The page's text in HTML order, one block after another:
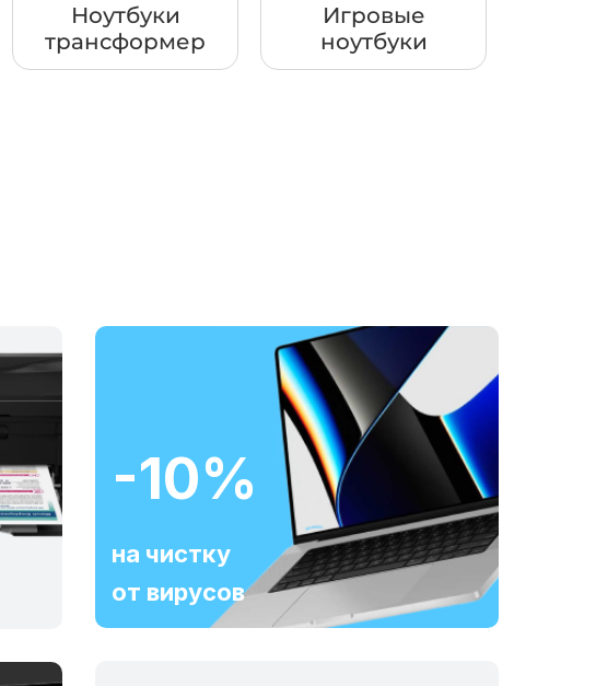
Ноутбуки
трансформер
Игровые
ноутбуки
-10%
на чистку
от вирусов